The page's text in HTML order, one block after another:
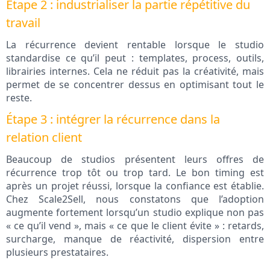
Étape 2 : industrialiser la partie répétitive du
travail
La récurrence devient rentable lorsque le studio
standardise ce qu’il peut : templates, process, outils,
librairies internes. Cela ne réduit pas la créativité, mais
permet de se concentrer dessus en optimisant tout le
reste.
Étape 3 : intégrer la récurrence dans la
relation client
Beaucoup de studios présentent leurs offres de
récurrence trop tôt ou trop tard. Le bon timing est
après un projet réussi, lorsque la confiance est établie.
Chez Scale2Sell, nous constatons que l’adoption
augmente fortement lorsqu’un studio explique non pas
« ce qu’il vend », mais « ce que le client évite » : retards,
surcharge, manque de réactivité, dispersion entre
plusieurs prestataires.